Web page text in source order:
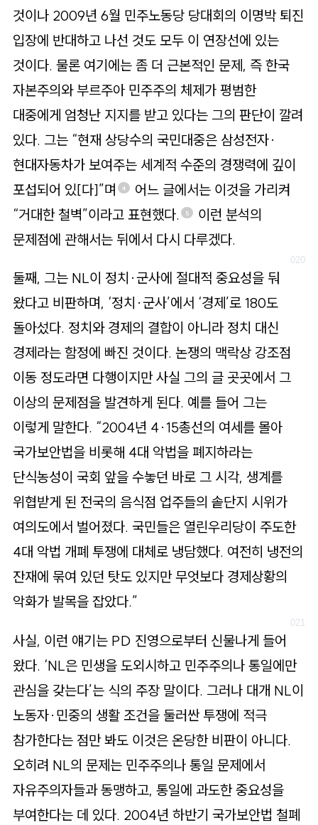
것이나 2009년 6월 민주노동당 당대회의 이명박 퇴진
입장에 반대하고 나선 것도 모두 이 연장선에 있는
것이다. 물론 여기에는 좀 더 근본적인 문제, 즉 한국
자본주의와 부르주아 민주주의 체제가 평범한
대중에게 엄청난 지지를 받고 있다는 그의 판단이 깔려
있다. 그는 “현재 상당수의 국민대중은 삼성전자·
현대자동차가 보여주는 세계적 수준의 경쟁력에 깊이
포섭되어 있[다]”며
4
어느 글에서는 이것을 가리켜
“거대한 철벽”이라고 표현했다.
5
이런 분석의
문제점에 관해서는 뒤에서 다시 다루겠다.
둘째, 그는 NL이 정치·군사에 절대적 중요성을 둬
왔다고 비판하며, ‘정치·군사’에서 ‘경제’로 180도
돌아섰다. 정치와 경제의 결합이 아니라 정치 대신
경제라는 함정에 빠진 것이다. 논쟁의 맥락상 강조점
이동 정도라면 다행이지만 사실 그의 글 곳곳에서 그
이상의 문제점을 발견하게 된다. 예를 들어 그는
이렇게 말한다. “2004년 4·15총선의 여세를 몰아
국가보안법을 비롯해 4대 악법을 폐지하라는
단식농성이 국회 앞을 수놓던 바로 그 시각, 생계를
위협받게 된 전국의 음식점 업주들의 솥단지 시위가
여의도에서 벌어졌다. 국민들은 열린우리당이 주도한
4대 악법 개폐 투쟁에 대체로 냉담했다. 여전히 냉전의
잔재에 묶여 있던 탓도 있지만 무엇보다 경제상황의
악화가 발목을 잡았다.”
사실, 이런 얘기는 PD 진영으로부터 신물나게 들어
왔다. ‘NL은 민생을 도외시하고 민주주의나 통일에만
관심을 갖는다’는 식의 주장 말이다. 그러나 대개 NL이
노동자·민중의 생활 조건을 둘러싼 투쟁에 적극
참가한다는 점만 봐도 이것은 온당한 비판이 아니다.
오히려 NL의 문제는 민주주의나 통일 문제에서
자유주의자들과 동맹하고, 통일에 과도한 중요성을
부여한다는 데 있다. 2004년 하반기 국가보안법 철폐